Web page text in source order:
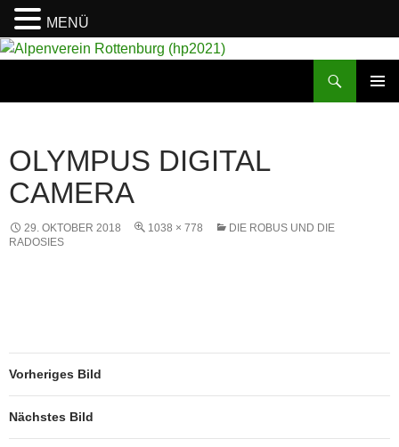
OLYMPUS DIGITAL
CAMERA
29. OKTOBER 2018 1038 × 778
DIE ROBUS UND DIE
RADOSIES
Vorheriges Bild
Nächstes Bild
MENÜ